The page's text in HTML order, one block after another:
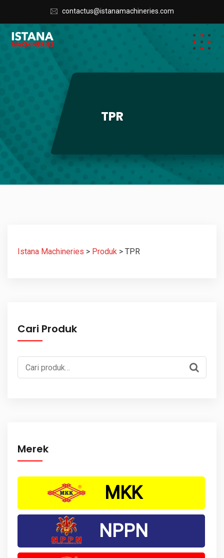
contactus@istanamachineries.com
TPR
Istana Machineries > Produk > TPR
Cari Produk
Pencarian
untuk:
Merek
MKK
NPPN